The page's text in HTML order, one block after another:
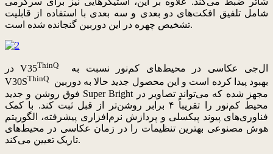
شامل تلفیق افکت‌های دو بعدی و سه بعدی با استفاده از قابلیت
تشخیص چهره در این دوربین گنجانده شده است.
در V35ThinQ
V30SThinQ
فوق روشن و جدید Super Bright مجهز شده که می‌تواند تصاویر در
محیط کم‌نور را تقریباً ۴ برابر روشن‌تر از قبل ثبت کند. با کمک
فناوری‌های پیوند پیکسلی و پردازش نرم‌افزاری پیشرفته، الگوریتم
هوش مصنوعی بهترین تنظیمات را در زمان عکاسی در محیط‌های
تاریک تعیین می‌کند.